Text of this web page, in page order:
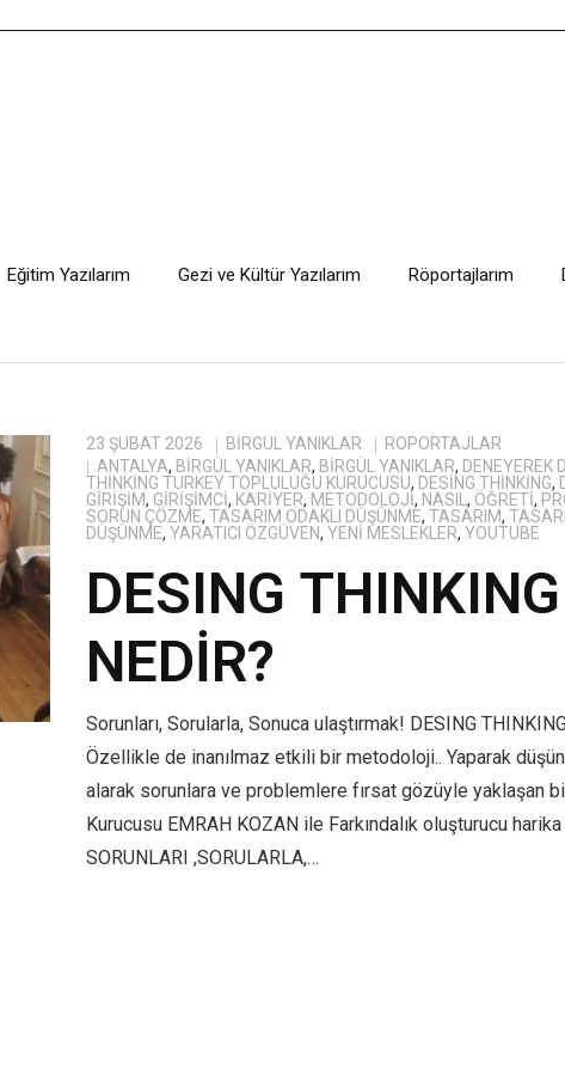
Eğitim Yazılarım Gezi ve Kültür Yazılarım Röportajlarım
23 ŞUBAT 2026 BIRGÜL YANIKLAR
RÖPORTAJLAR
ANTALYA, BİRGÜL YANIKLAR, BIRGÜL YANIKLAR, DENEYEREK
THINKING TURKEY TOPLULUĞU KURUCUSU, DESING THINKING,
GIRIŞIM, GIRIŞIMCI, KARIYER, METODOLOJI, NASIL , ÖĞRETI,
SORUN ÇÖZME, TASARIM ODAKLI DÜŞÜNME, TASARIM,
DÜŞÜNME, YARATICI ÖZGÜVEN, YENI MESLEKLER, YOUTUBE
DESING
NEDİR?
Sorunları, Sorularla, Sonuca ulaştırmak! DESING
Özellikle de inanılmaz etkili bir metodoloji.. Yaparak
alarak sorunlara ve problemlere fırsat gözüyle yaklaşan
Kurucusu EMRAH KOZAN ile Farkındalık oluşturucu
SORUNLARI ,SORULARLA,…